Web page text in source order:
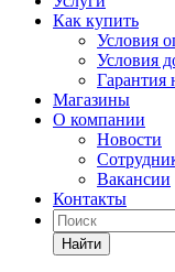
Как купить
Условия
Условия
Гарантия
Магазины
О компании
Новости
Вакансии
Контакты
Найти